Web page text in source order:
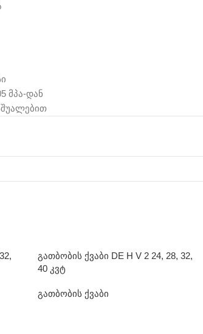
მპა-დან
გათბობის ქვაბი DE H V 2 24, 28, 32,
40 კვტ
გათბობის ქვაბი